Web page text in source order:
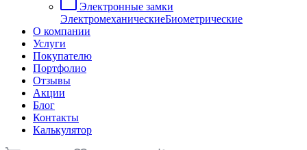
Электронные замки
ЭлектромеханическиеБиометрические
О компании
Услуги
Покупателю
Портфолио
Отзывы
Акции
Блог
Контакты
Калькулятор